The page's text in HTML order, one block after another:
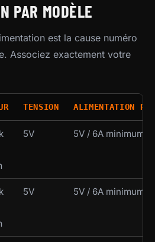
PAR MODÈLE
est la cause numéro
Associez exactement votre
TENSION ALIMENTATION
5V 5V / 6A minimum
5V 5V / 6A minimum